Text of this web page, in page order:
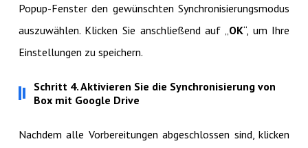
Popup-Fenster den gewünschten Synchronisierungsmodus
auszuwählen. Klicken Sie anschließend auf „ OK“, um Ihre
Einstellungen zu speichern.
Schritt 4. Aktivieren Sie die Synchronisierung von
Box mit Google Drive
Nachdem alle Vorbereitungen abgeschlossen sind, klicken